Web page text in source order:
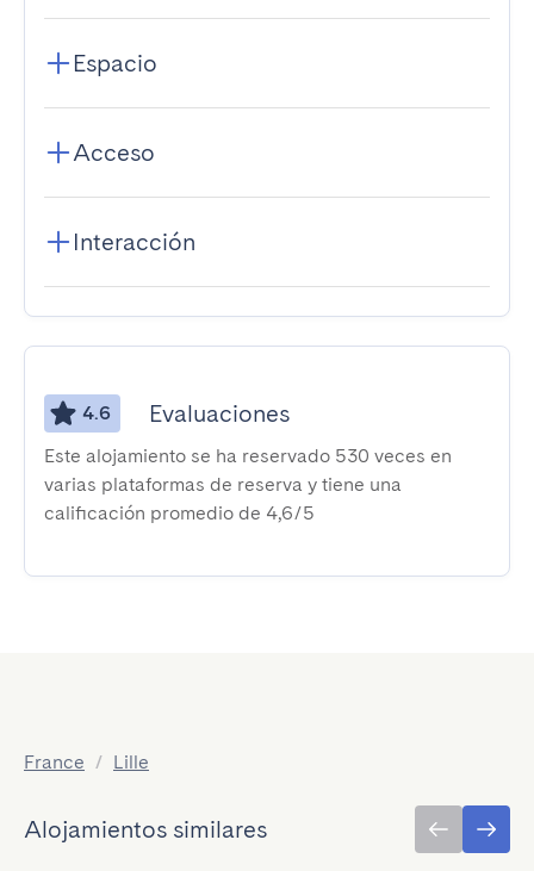
Espacio
Acceso
Interacción
4.6 Evaluaciones
Este alojamiento se ha reservado 530 veces en
varias plataformas de reserva y tiene una
calificación promedio de 4,6/5
France / Lille
Alojamientos similares